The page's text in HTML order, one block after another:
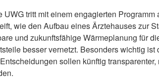
tritt mit einem engagierten Programm
wie den Aufbau eines Ärztehauses zur
und zukunftsfähige Wärmeplanung für
besser vernetzt. Besonders wichtig
sollen künftig